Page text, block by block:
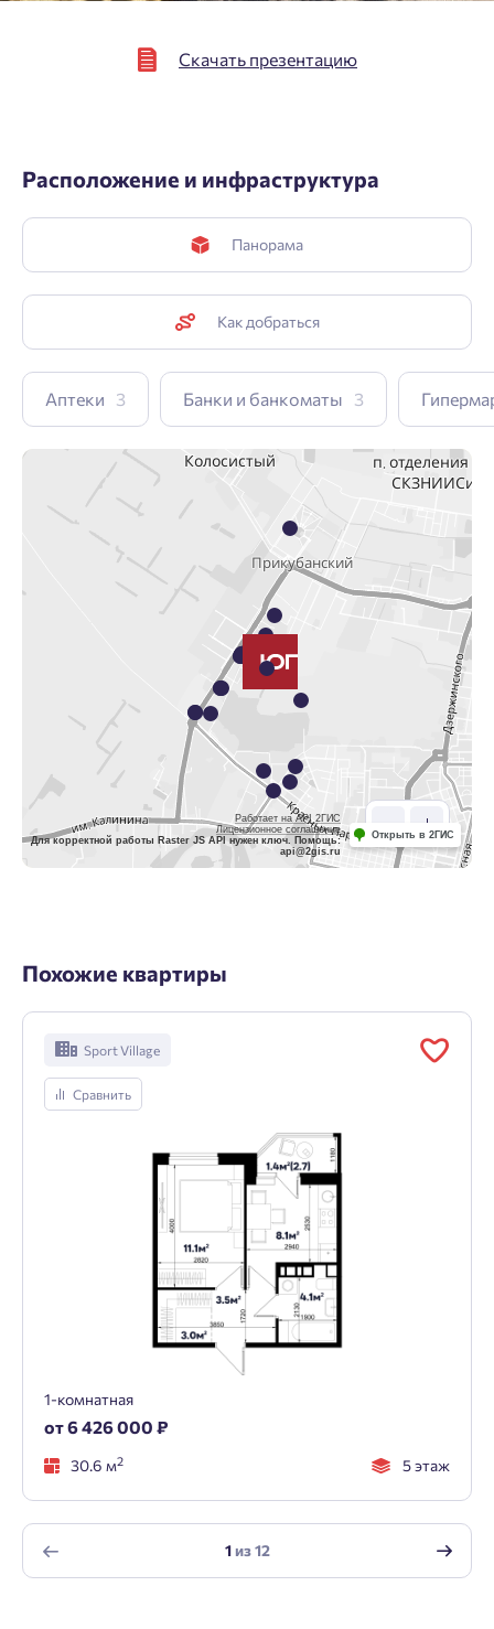
Скачать презентацию
Расположение и инфраструктура
Панорама
Как добраться
Аптеки 3 Банки и банкоматы 3
Работает на API 2ГИС
Лицензионное соглашение
Для корректной работы Raster JS API нужен ключ. Помощь:
api@2gis.ru
Открыть в 2ГИС
Похожие квартиры
Sport Village
Сравнить
1-комнатная
от 6 426 000 ₽
30.6 м2 5 этаж
1из12